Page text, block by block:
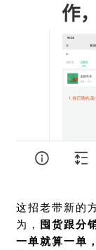
这招老带新的
为， 囤货跟分
一单就算一单